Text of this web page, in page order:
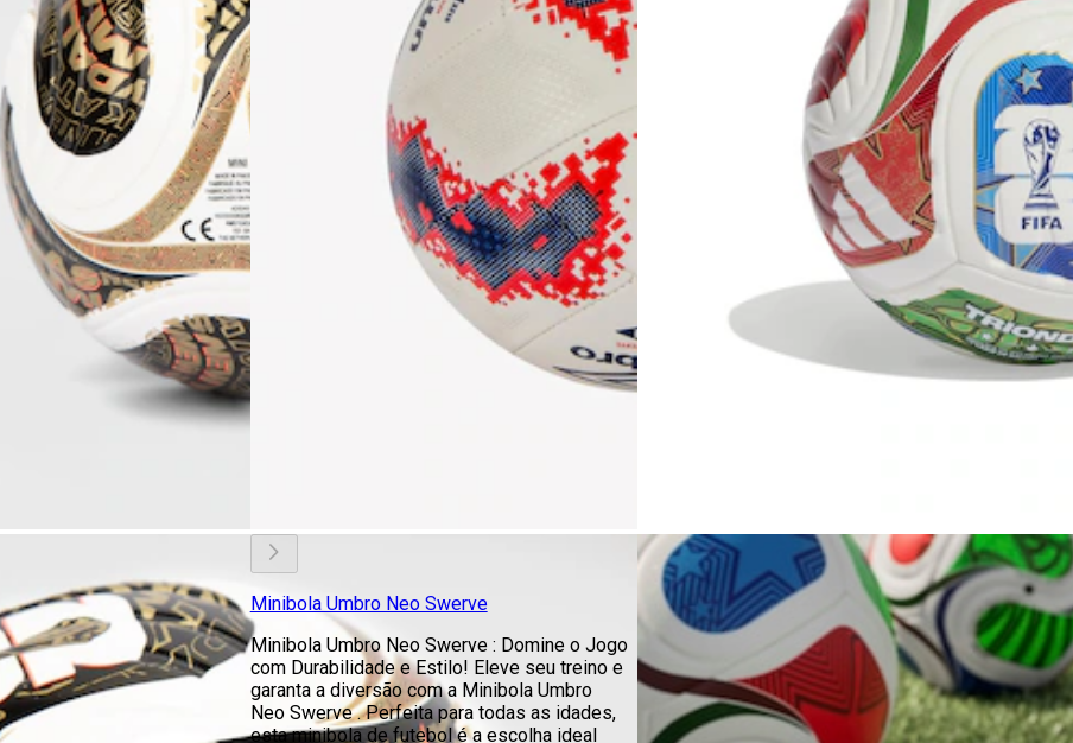
Minibola Umbro Neo Swerve
Minibola Umbro Neo Swerve : Domine o Jogo
com Durabilidade e Estilo! Eleve seu treino e
garanta a diversão com a Minibola Umbro
Neo Swerve . Perfeita para todas as idades,
esta minibola de futebol é a escolha ideal